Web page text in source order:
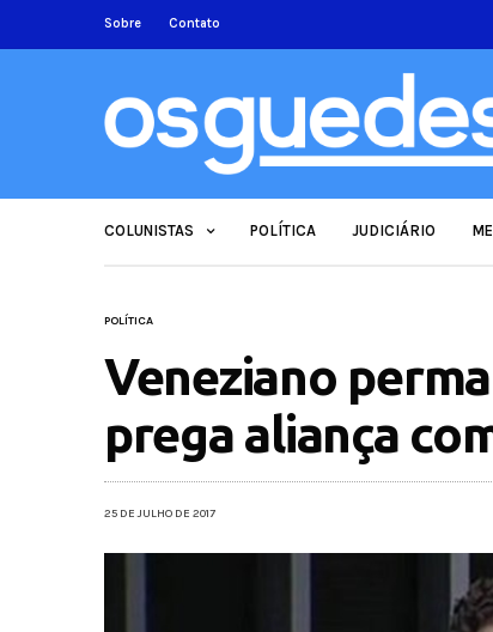
Sobre Contato
COLUNISTAS POLÍTICA JUDICIÁRIO
POLÍTICA
Veneziano
prega aliança
25 DE JULHO DE 2017